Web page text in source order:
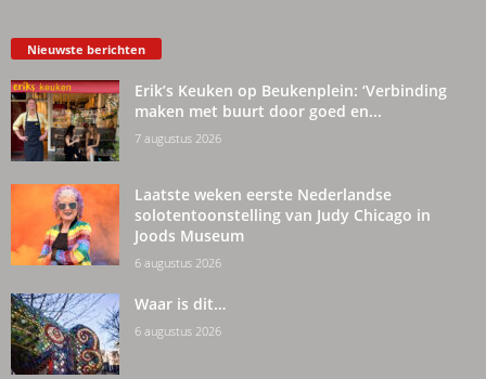
Nieuwste berichten
Erik’s Keuken op Beukenplein: ‘Verbinding
maken met buurt door goed en...
7 augustus 2026
Laatste weken eerste Nederlandse
solotentoonstelling van Judy Chicago in
Joods Museum
6 augustus 2026
Waar is dit…
6 augustus 2026